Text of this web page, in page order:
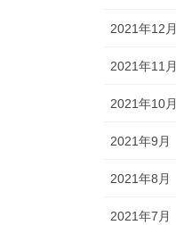
2021年12月
2021年11月
2021年10月
2021年9月
2021年8月
2021年7月